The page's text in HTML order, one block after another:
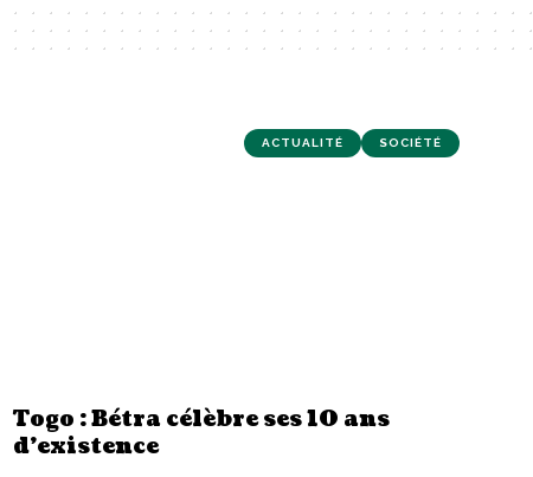
ACTUALITÉ SOCIÉTÉ
Togo : Bétra célèbre ses 10 ans
d’existence